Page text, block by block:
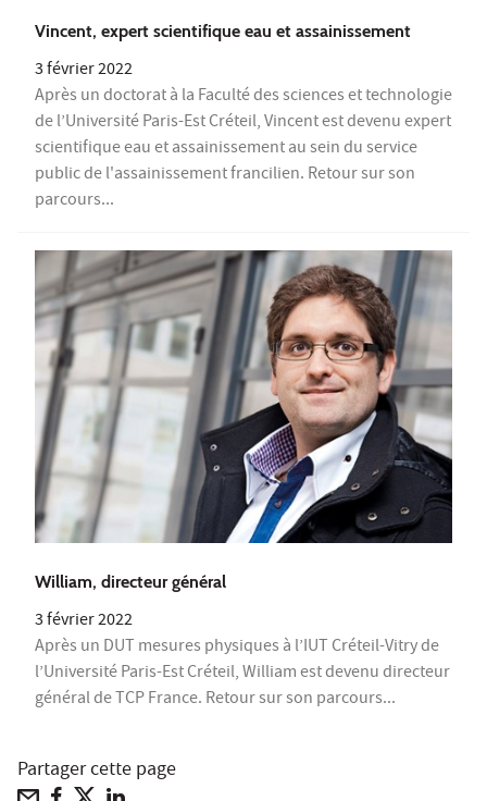
Vincent, expert scientifique eau et assainissement
3 février 2022
Après un doctorat à la Faculté des sciences et technologie
de l’Université Paris-Est Créteil, Vincent est devenu expert
scientifique eau et assainissement au sein du service
public de l'assainissement francilien. Retour sur son
parcours...
William, directeur général
3 février 2022
Après un DUT mesures physiques à l’IUT Créteil-Vitry de
l’Université Paris-Est Créteil, William est devenu directeur
général de TCP France. Retour sur son parcours...
Partager cette page